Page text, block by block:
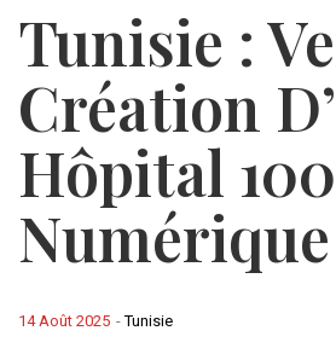
Tunisie :
Création
Hôpital
Numérique
-Tunisie
14 Août 2025